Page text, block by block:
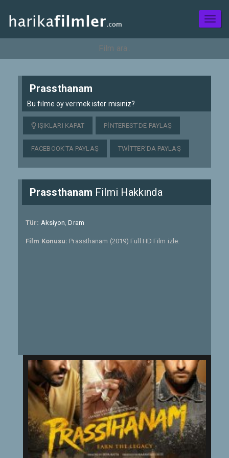
Prassthanam
Bu filme oy vermek ister misiniz?
IŞIKLARI KAPAT PINTEREST'DE PAYLAŞ
FACEBOOK'TA PAYLAŞ TWITTER'DA PAYLAŞ
Prassthanam Filmi Hakkında
Tür: Aksiyon,Dram
Film Konusu: Prassthanam (2019) Full HD Film izle.